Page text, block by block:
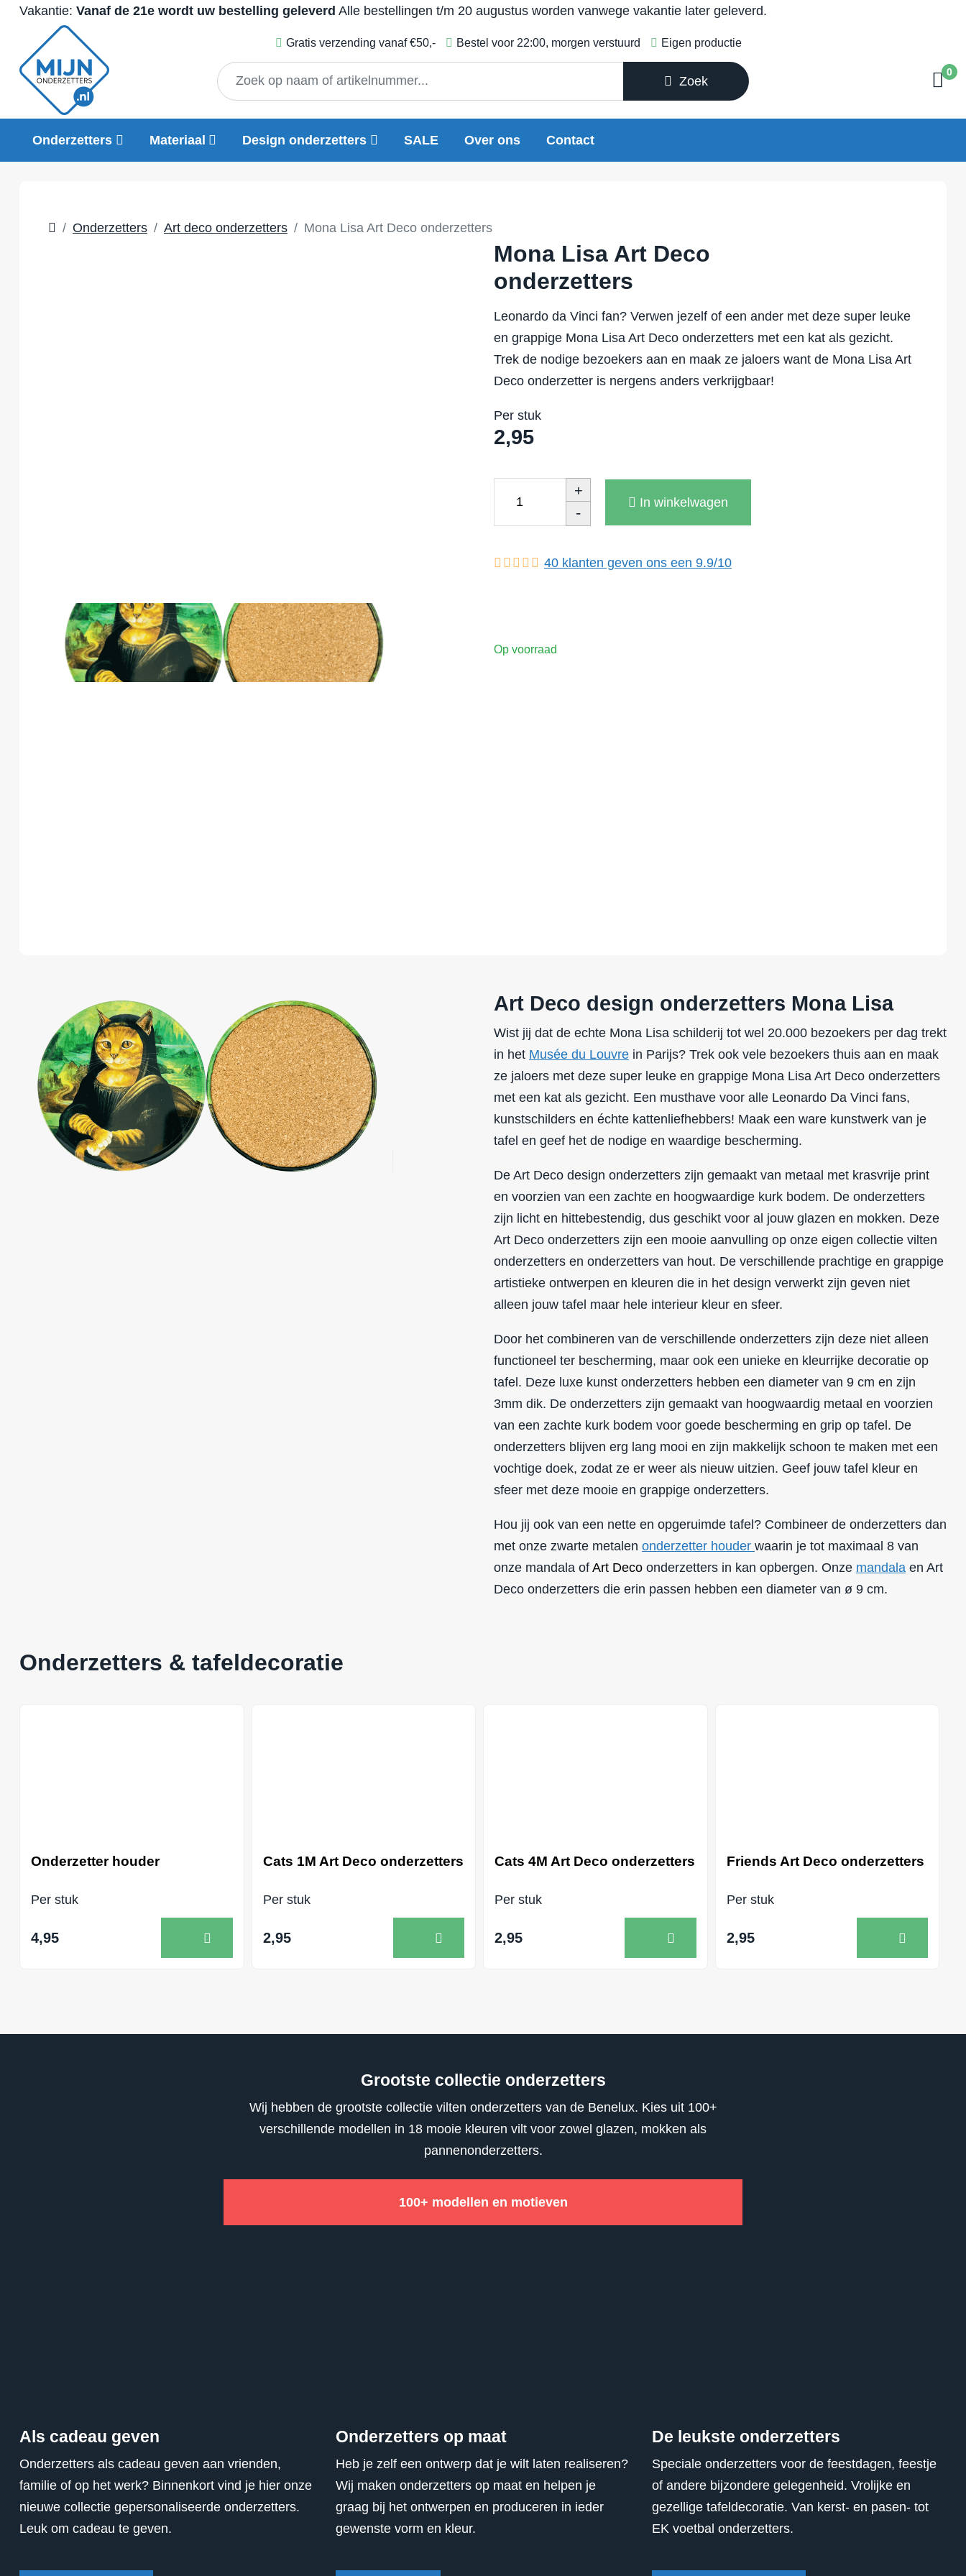
Vakantie: Vanaf de 21e wordt uw bestelling geleverd Alle bestellingen t/m 20 augustus worden vanwege vakantie later geleverd.
Gratis verzending vanaf €50,- Bestel voor 22:00, morgen verstuurd Eigen productie
Zoek
0
Onderzetters Materiaal Design onderzetters SALE Over ons Contact
Onderzetters Art deco onderzetters Mona Lisa Art Deco onderzetters
Mona Lisa Art Deco
onderzetters
Leonardo da Vinci fan? Verwen jezelf of een ander met deze super leuke
en grappige Mona Lisa Art Deco onderzetters met een kat als gezicht.
Trek de nodige bezoekers aan en maak ze jaloers want de Mona Lisa Art
Deco onderzetter is nergens anders verkrijgbaar!
Per stuk
2,95
+
-
In winkelwagen
40 klanten geven ons een 9.9/10
Op voorraad
Art Deco design onderzetters Mona Lisa
Wist jij dat de echte Mona Lisa schilderij tot wel 20.000 bezoekers per dag trekt
in het Musée du Louvre in Parijs? Trek ook vele bezoekers thuis aan en maak
ze jaloers met deze super leuke en grappige Mona Lisa Art Deco onderzetters
met een kat als gezicht. Een musthave voor alle Leonardo Da Vinci fans,
kunstschilders en échte kattenliefhebbers! Maak een ware kunstwerk van je
tafel en geef het de nodige en waardige bescherming.
De Art Deco design onderzetters zijn gemaakt van metaal met krasvrije print
en voorzien van een zachte en hoogwaardige kurk bodem. De onderzetters
zijn licht en hittebestendig, dus geschikt voor al jouw glazen en mokken. Deze
Art Deco onderzetters zijn een mooie aanvulling op onze eigen collectie vilten
onderzetters en onderzetters van hout. De verschillende prachtige en grappige
artistieke ontwerpen en kleuren die in het design verwerkt zijn geven niet
alleen jouw tafel maar hele interieur kleur en sfeer.
Door het combineren van de verschillende onderzetters zijn deze niet alleen
functioneel ter bescherming, maar ook een unieke en kleurrijke decoratie op
tafel. Deze luxe kunst onderzetters hebben een diameter van 9 cm en zijn
3mm dik. De onderzetters zijn gemaakt van hoogwaardig metaal en voorzien
van een zachte kurk bodem voor goede bescherming en grip op tafel. De
onderzetters blijven erg lang mooi en zijn makkelijk schoon te maken met een
vochtige doek, zodat ze er weer als nieuw uitzien. Geef jouw tafel kleur en
sfeer met deze mooie en grappige onderzetters.
Hou jij ook van een nette en opgeruimde tafel? Combineer de onderzetters dan
met onze zwarte metalen onderzetter houder waarin je tot maximaal 8 van
onze mandala of Art Deco onderzetters in kan opbergen. Onze mandala en Art
Deco onderzetters die erin passen hebben een diameter van ø 9 cm.
Onderzetters & tafeldecoratie
Onderzetter houder
Per stuk
4,95
Cats 1M Art Deco onderzetters
Per stuk
2,95
Cats 4M Art Deco onderzetters
Per stuk
2,95
Friends Art Deco onderzetters
Per stuk
2,95
Grootste collectie onderzetters
Wij hebben de grootste collectie vilten onderzetters van de Benelux. Kies uit 100+
verschillende modellen in 18 mooie kleuren vilt voor zowel glazen, mokken als
pannenonderzetters.
100+ modellen en motieven
Als cadeau geven
Onderzetters als cadeau geven aan vrienden,
familie of op het werk? Binnenkort vind je hier onze
nieuwe collectie gepersonaliseerde onderzetters.
Leuk om cadeau te geven.
Onderzetters op maat
Heb je zelf een ontwerp dat je wilt laten realiseren?
Wij maken onderzetters op maat en helpen je
graag bij het ontwerpen en produceren in ieder
gewenste vorm en kleur.
De leukste onderzetters
Speciale onderzetters voor de feestdagen, feestje
of andere bijzondere gelegenheid. Vrolijke en
gezellige tafeldecoratie. Van kerst- en pasen- tot
EK voetbal onderzetters.